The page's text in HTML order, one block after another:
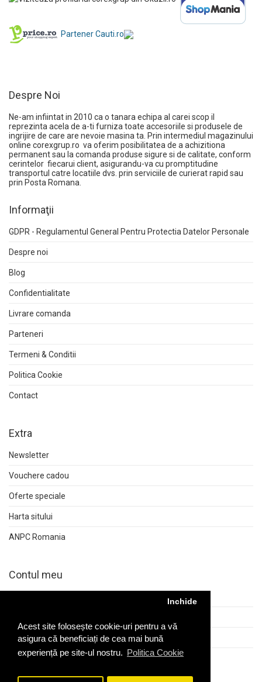
Acest site folosește cookie-uri pentru a vă
asigura că beneficiați de cea mai bună
experiență pe site-ul nostru. Politica Cookie
Inchide
Partener Cauti.ro
Despre Noi
Ne-am infiintat in 2010 ca o tanara echipa al carei scop il
reprezinta acela de a-ti furniza toate accesoriile si produsele de
ingrijire de care are nevoie masina ta. Prin intermediul magazinului
online corexgrup.ro va oferim posibilitatea de a achizitiona
permanent sau la comanda produse sigure si de calitate, conform
cerintelor fiecarui client, asigurandu-va cu promptitudine
transportul catre locatiile dvs. prin serviciile de curierat rapid sau
prin Posta Romana.
Informaţii
GDPR - Regulamentul General Pentru Protectia Datelor Personale
Despre noi
Blog
Confidentialitate
Livrare comanda
Parteneri
Termeni & Conditii
Politica Cookie
Contact
Extra
Newsletter
Vouchere cadou
Oferte speciale
Harta sitului
ANPC Romania
Contul meu
Returnări
Wish List